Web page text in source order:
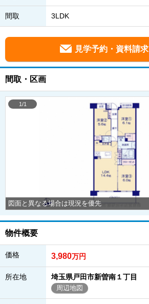
間取 3LDK
見学予約・資料請求
間取・区画
図面と異なる場合は現況を優先
1/1
物件概要
価格 3,980万円
所在地 埼玉県戸田市新曽南１丁目
周辺地図